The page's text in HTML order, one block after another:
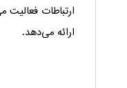
ارتباطات
ارائه می‌دهد.